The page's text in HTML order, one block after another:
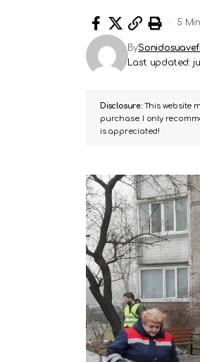
Last updated:
By
5
Disclosure:This website
purchase. I only
is appreciated!